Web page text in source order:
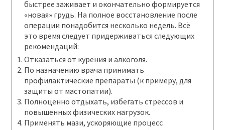
быстрее заживает и окончательно формируется
«новая» грудь. На полное восстановление после
операции понадобится несколько недель. Всё
это время следует придерживаться следующих
рекомендаций:
Отказаться от курения и алкоголя.
По назначению врача принимать
профилактические препараты (к примеру, для
защиты от мастопатии).
Полноценно отдыхать, избегать стрессов и
повышенных физических нагрузок.
Применять мази, ускоряющие процесс